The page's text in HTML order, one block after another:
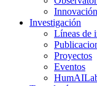
Investigación
Líneas de
Proyectos
Eventos